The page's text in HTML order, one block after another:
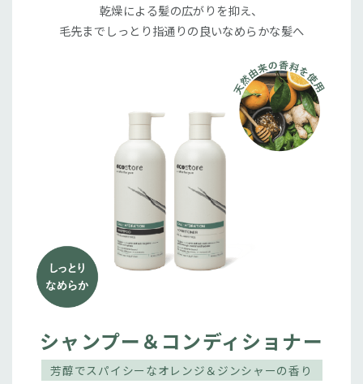
乾燥による髪の広がりを抑え、
毛先までしっとり指通りの良いなめらかな髪へ
シャンプー＆コンディショナー
芳醇でスパイシーなオレンジ＆ジンシャーの香り